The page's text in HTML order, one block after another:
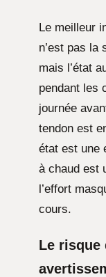
Le meilleur
n’est pas la
mais l’état
pendant les
journée
tendon est
état est une
à chaud est
l’effort
cours.
Le risque